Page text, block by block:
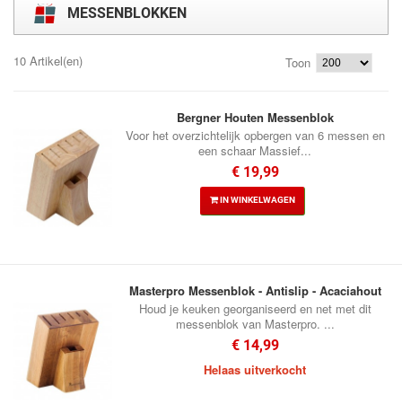
MESSENBLOKKEN
10 Artikel(en) Toon
Bergner Houten Messenblok
Voor het overzichtelijk opbergen van 6 messen en
een schaar Massief...
€ 19,99
IN WINKELWAGEN
Masterpro Messenblok - Antislip - Acaciahout
Houd je keuken georganiseerd en net met dit
messenblok van Masterpro. ...
€ 14,99
Helaas uitverkocht